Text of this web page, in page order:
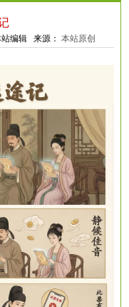
站编辑 来源：本站原创